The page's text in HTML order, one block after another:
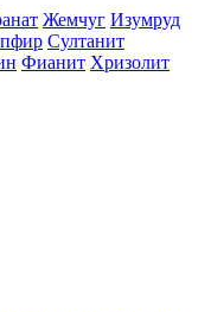
Жемчуг Изумруд
Султанит
Фианит Хризолит